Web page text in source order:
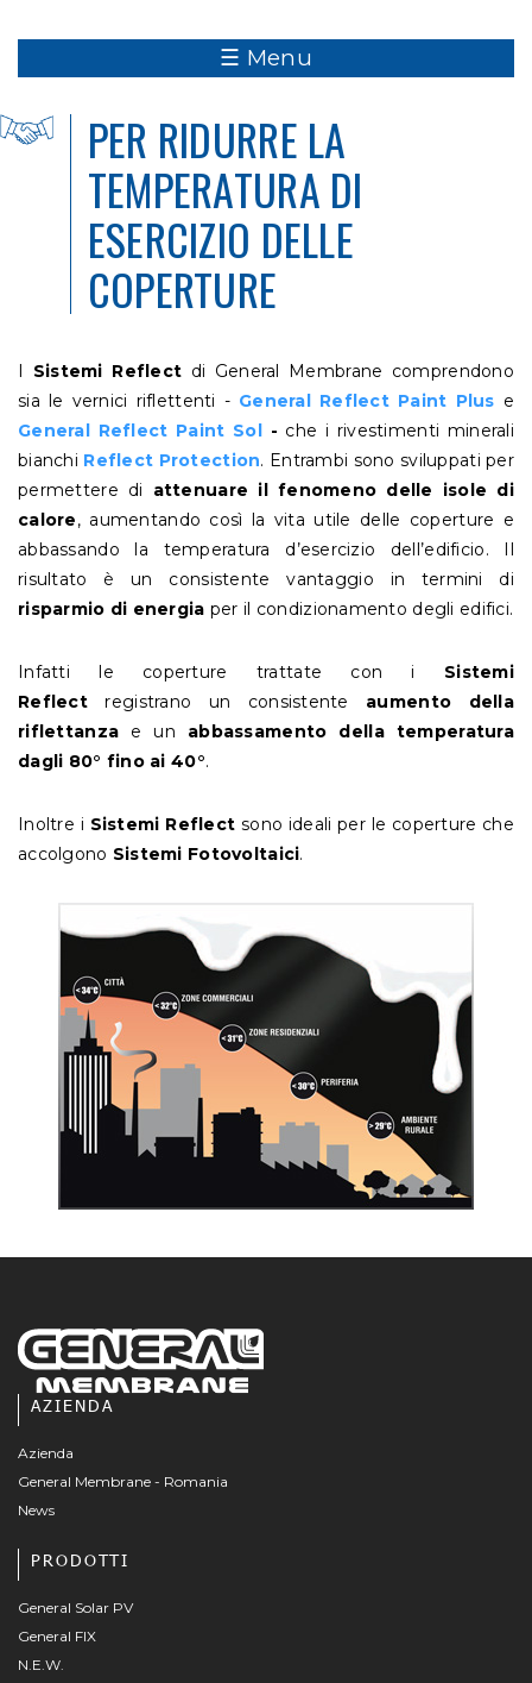
☰ Menu
PER RIDURRE LA
TEMPERATURA DI
ESERCIZIO DELLE
COPERTURE
I Sistemi Reflect di General Membrane comprendono
sia le vernici riflettenti - General Reflect Paint Plus e
General Reflect Paint Sol- che i rivestimenti minerali
bianchi Reflect Protection. Entrambi sono sviluppati per
permettere di attenuare il fenomeno delle isole di
calore, aumentando così la vita utile delle coperture e
abbassando la temperatura d’esercizio dell’edificio. Il
risultato è un consistente vantaggio in termini di
risparmio di energia per il condizionamento degli edifici.
Infatti le coperture trattate con i Sistemi
Reflectregistrano un consistente aumento della
riflettanza e un abbassamento della temperatura
dagli 80° fino ai 40°.
Inoltre i Sistemi Reflect sono ideali per le coperture che
accolgono Sistemi Fotovoltaici.
AZIENDA
Azienda
General Membrane - Romania
News
PRODOTTI
General Solar PV
General FIX
N.E.W.